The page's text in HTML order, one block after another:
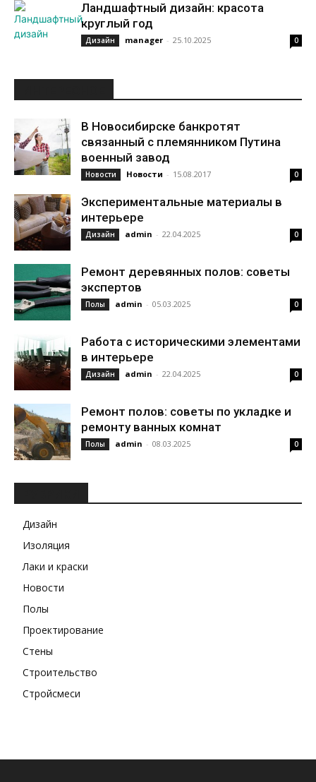
Ландшафтный дизайн: красота
круглый год
Дизайн manager - 25.10.2025 0
В Новосибирске банкротят
связанный с племянником Путина
военный завод
Новости Новости - 15.08.2017 0
Экспериментальные материалы в
интерьере
Дизайн admin - 22.04.2025 0
Ремонт деревянных полов: советы
экспертов
Полы admin - 05.03.2025 0
Работа с историческими элементами
в интерьере
Дизайн admin - 22.04.2025 0
Ремонт полов: советы по укладке и
ремонту ванных комнат
Полы admin - 08.03.2025 0
Дизайн
Изоляция
Лаки и краски
Новости
Полы
Проектирование
Стены
Строительство
Стройсмеси